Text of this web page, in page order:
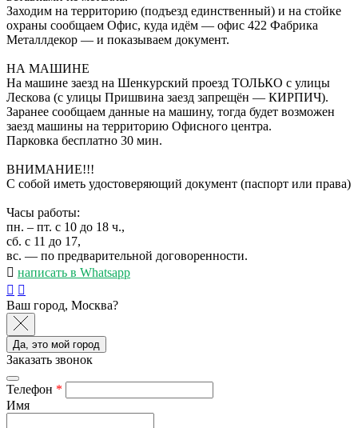
Заходим на территорию (подъезд единственный) и на стойке
охраны сообщаем Офис, куда идём — офис 422 Фабрика
Металлдекор — и показываем документ.
НА МАШИНЕ
На машине заезд на Шенкурский проезд ТОЛЬКО с улицы
Лескова (с улицы Пришвина заезд запрещён — КИРПИЧ).
Заранее сообщаем данные на машину, тогда будет возможен
заезд машины на территорию Офисного центра.
Парковка бесплатно 30 мин.
ВНИМАНИЕ!!!
С собой иметь удостоверяющий документ (паспорт или права)
Часы работы:
пн. – пт. с 10 до 18 ч.,
сб. с 11 до 17,
вс. — по предварительной договоренности.
написать в Whatsapp
Ваш город, Москва?
Да, это мой город
Заказать звонок
Телефон *
Имя